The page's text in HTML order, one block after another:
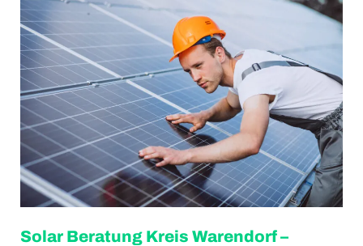
Solar Beratung Kreis Warendorf –